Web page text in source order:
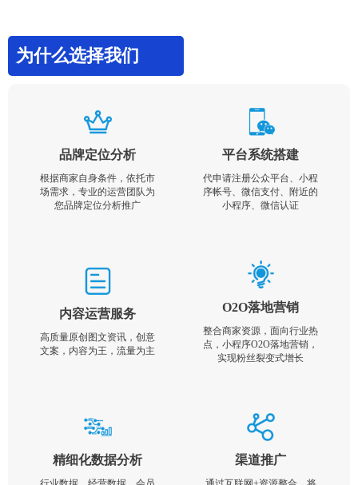
为什么选择我们
品牌定位分析
根据商家自身条件，依托市
场需求，专业的运营团队为
您品牌定位分析推广
平台系统搭建
代申请注册公众平台、小程
序帐号、微信支付、附近的
小程序、微信认证
内容运营服务
高质量原创图文资讯，创意
文案，内容为王，流量为主
O2O落地营销
整合商家资源，面向行业热
点，小程序O2O落地营销，
实现粉丝裂变式增长
精细化数据分析 渠道推广